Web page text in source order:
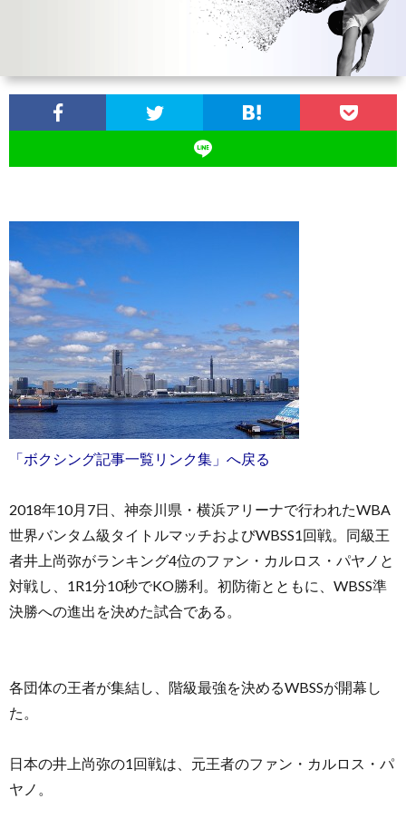
プ
戦
ド
ー
合
わ
「ボクシング記事一覧リンク集」へ戻る
2018年10月7日、神奈川県・横浜アリーナで行われたWBA
世界バンタム級タイトルマッチおよびWBSS1回戦。同級王
者井上尚弥がランキング4位のファン・カルロス・パヤノと
対戦し、1R1分10秒でKO勝利。初防衛とともに、WBSS準
決勝への進出を決めた試合である。
各団体の王者が集結し、階級最強を決めるWBSSが開幕し
た。
日本の井上尚弥の1回戦は、元王者のファン・カルロス・パ
ヤノ。